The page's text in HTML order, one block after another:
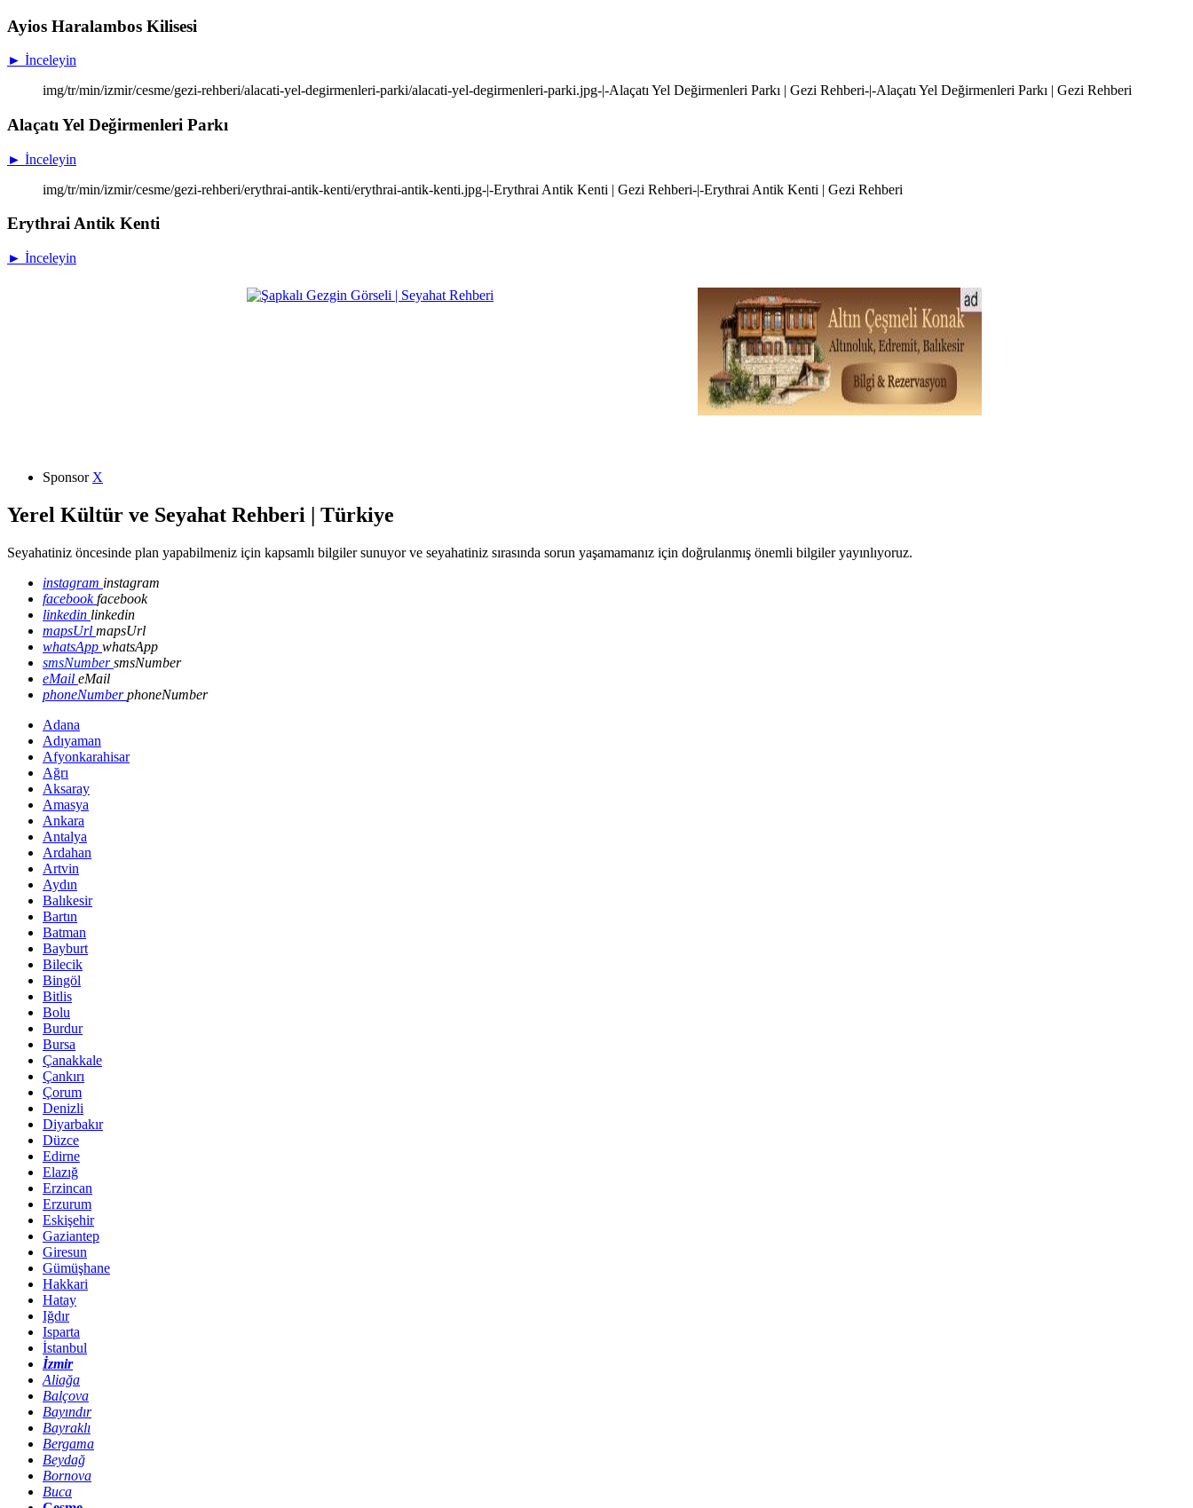
Ayios Haralambos Kilisesi
► İnceleyin
img/tr/min/izmir/cesme/gezi-rehberi/alacati-yel-degirmenleri-parki/alacati-yel-degirmenleri-parki.jpg-|-Alaçatı Yel Değirmenleri Parkı | Gezi Rehberi-|-Alaçatı Yel Değirmenleri Parkı | Gezi Rehberi
Alaçatı Yel Değirmenleri Parkı
► İnceleyin
img/tr/min/izmir/cesme/gezi-rehberi/erythrai-antik-kenti/erythrai-antik-kenti.jpg-|-Erythrai Antik Kenti | Gezi Rehberi-|-Erythrai Antik Kenti | Gezi Rehberi
Erythrai Antik Kenti
► İnceleyin
Sponsor X
Yerel Kültür ve Seyahat Rehberi | Türkiye
Seyahatiniz öncesinde plan yapabilmeniz için kapsamlı bilgiler sunuyor ve seyahatiniz sırasında sorun yaşamamanız için doğrulanmış önemli bilgiler yayınlıyoruz.
instagram instagram
facebookfacebook
linkedin linkedin
mapsUrl mapsUrl
whatsApp whatsApp
smsNumbersmsNumber
eMail eMail
phoneNumberphoneNumber
Adana
Adıyaman
Afyonkarahisar
Ağrı
Aksaray
Amasya
Ankara
Antalya
Ardahan
Artvin
Aydın
Balıkesir
Bartın
Batman
Bayburt
Bilecik
Bingöl
Bitlis
Bolu
Burdur
Bursa
Çanakkale
Çankırı
Çorum
Denizli
Diyarbakır
Düzce
Edirne
Elazığ
Erzincan
Erzurum
Eskişehir
Gaziantep
Giresun
Gümüşhane
Hakkari
Hatay
Iğdır
Isparta
İstanbul
İzmir
Aliağa
Balçova
Bayındır
Bayraklı
Bergama
Beydağ
Bornova
Buca